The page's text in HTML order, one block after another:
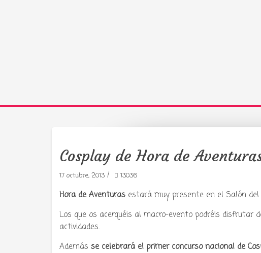
Tu radio y
Cosplay de Hora de
17 octubre, 2013 / 13036
Hora de Aventuras estará muy presente en el Salón del
Los que os acerquéis al macro-evento podréis
actividades.
Además se celebrará el primer concurso nacional de